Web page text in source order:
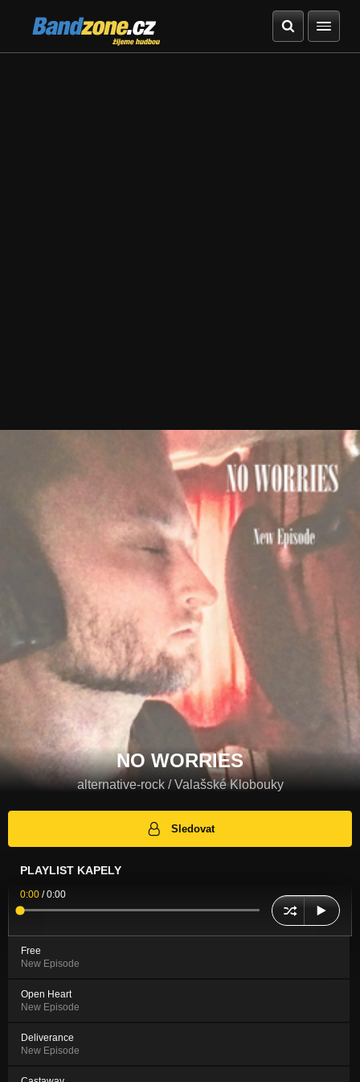
Bandzone.cz
žijeme hudbou
NO WORRIES
alternative-rock / Valašské Klobouky
Sledovat
PLAYLIST KAPELY
0:00 /0:00
Free
New Episode
Open Heart
New Episode
Deliverance
New Episode